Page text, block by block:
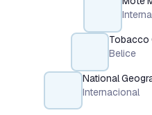
Tobacco
Belice
National
Internacional